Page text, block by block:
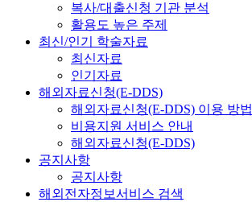
복사/대출신청 기관 분석
활용도 높은 주제
최신/인기 학술자료
최신자료
인기자료
해외자료신청(E-DDS)
해외자료신청(E-DDS) 이용 방법
비용지원 서비스 안내
해외자료신청(E-DDS)
공지사항
공지사항
해외전자정보서비스 검색